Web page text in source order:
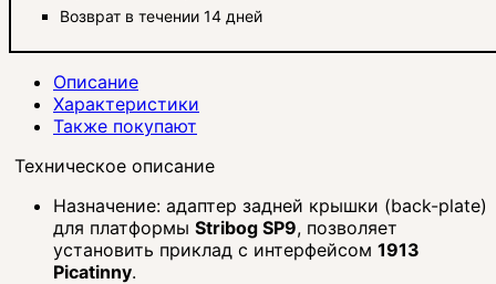
Возврат в течении 14 дней
Описание
Характеристики
Также покупают
Техническое описание
Назначение: адаптер задней крышки (back-plate)
для платформы Stribog SP9, позволяет
установить приклад с интерфейсом 1913
Picatinny.